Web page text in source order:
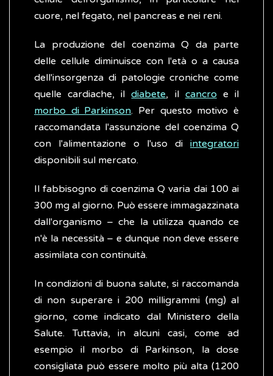
cuore, nel fegato, nel pancreas e nei reni.
La produzione del coenzima Q da parte
delle cellule diminuisce con l'età o a causa
dell'insorgenza di patologie croniche come
quelle cardiache, ildiabete, il cancro e il
morbo di Parkinson. Per questo motivo è
raccomandata l'assunzione del coenzima Q
con l'alimentazione o l'uso di integratori
disponibili sul mercato.
Il fabbisogno di coenzima Q varia dai 100 ai
300 mg al giorno. Può essere immagazzinata
dall'organismo – che la utilizza quando ce
n'è la necessità – e dunque non deve essere
assimilata con continuità.
In condizioni di buona salute, si raccomanda
di non superare i 200 milligrammi (mg) al
giorno, come indicato dal Ministero della
Salute. Tuttavia, in alcuni casi, come ad
esempio il morbo di Parkinson, la dose
consigliata può essere molto più alta (1200